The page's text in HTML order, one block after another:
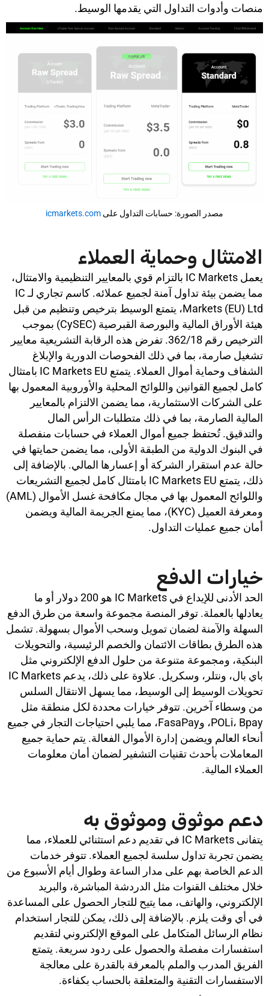
منصات وأدوات التداول التي يقدمها الوسيط.
مصدر الصورة: حسابات التداول على icmarkets.com
الامتثال وحماية العملاء
يعمل IC Markets بالتزام قوي بالمعايير التنظيمية والامتثال،
مما يضمن بيئة تداول آمنة لجميع عملائه. كاسم تجاري لـ IC
Markets (EU) Ltd، يتمتع الوسيط بترخيص وتنظيم من قبل
هيئة الأوراق المالية والبورصة القبرصية (CySEC) بموجب
الترخيص رقم 362/18. تفرض هذه الرقابة التشريعية معايير
تشغيل صارمة، بما في ذلك الفحوصات الدورية والإبلاغ
الشفاف وحماية أموال العملاء. يتمتع IC Markets EU بامتثال
كامل لجميع القوانين واللوائح المحلية والأوروبية المعمول بها
على الشركات الاستثمارية، مما يضمن الالتزام بالمعايير
المالية الصارمة، بما في ذلك متطلبات الرأس المال
والتدقيق. تُحتفظ جميع أموال العملاء في حسابات منفصلة
في البنوك الدولية من الطبقة الأولى، مما يضمن حمايتها في
حالة عدم استقرار الشركة أو إعسارها المالي. بالإضافة إلى
ذلك، يتمتع IC Markets EU بامتثال كامل لجميع التشريعات
واللوائح المعمول بها في مجال مكافحة غسل الأموال (AML)
ومعرفة العميل (KYC)، مما يمنع الجريمة المالية ويضمن
أمان جميع عمليات التداول.
خيارات الدفع
الحد الأدنى للإيداع في IC Markets هو 200 دولار أو ما
يعادلها بالعملة. توفر المنصة مجموعة واسعة من طرق الدفع
السهلة والآمنة لضمان تمويل وسحب الأموال بسهولة. تشمل
هذه الطرق بطاقات الائتمان والخصم الرئيسية، والتحويلات
البنكية، ومجموعة متنوعة من حلول الدفع الإلكتروني مثل
باي بال، ونتلر، وسكريل. علاوة على ذلك، يدعم IC Markets
تحويلات الوسيط إلى الوسيط، مما يسهل الانتقال السلس
من وسطاء آخرين. تتوفر خيارات محددة لكل منطقة مثل
POLi، Bpay، وFasaPay، مما يلبي احتياجات التجار في جميع
أنحاء العالم ويضمن إدارة الأموال الفعالة. يتم حماية جميع
المعاملات بأحدث تقنيات التشفير لضمان أمان معلومات
العملاء المالية.
دعم موثوق وموثوق به
يتفانى IC Markets في تقديم دعم استثنائي للعملاء، مما
يضمن تجربة تداول سلسة لجميع العملاء. تتوفر خدمات
الدعم الخاصة بهم على مدار الساعة وطوال أيام الأسبوع من
خلال مختلف القنوات مثل الدردشة المباشرة، والبريد
الإلكتروني، والهاتف، مما يتيح للتجار الحصول على المساعدة
في أي وقت يلزم. بالإضافة إلى ذلك، يمكن للتجار استخدام
نظام الرسائل المتكامل على الموقع الإلكتروني لتقديم
استفسارات مفصلة والحصول على ردود سريعة. يتمتع
الفريق المدرب والملم بالمعرفة بالقدرة على معالجة
الاستفسارات التقنية والمتعلقة بالحساب بكفاءة.